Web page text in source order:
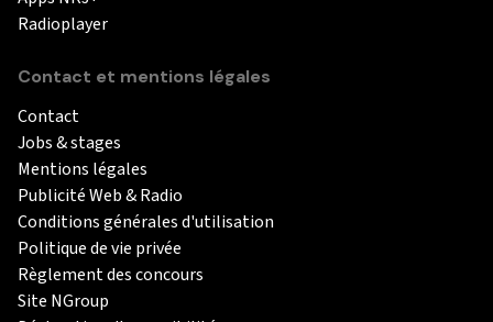
Radioplayer
Contact et mentions légales
Contact
Jobs & stages
Mentions légales
Publicité Web & Radio
Conditions générales d'utilisation
Politique de vie privée
Règlement des concours
Site NGroup